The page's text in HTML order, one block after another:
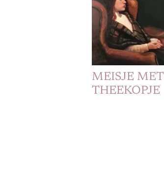
MEISJE MET
THEEKOPJE